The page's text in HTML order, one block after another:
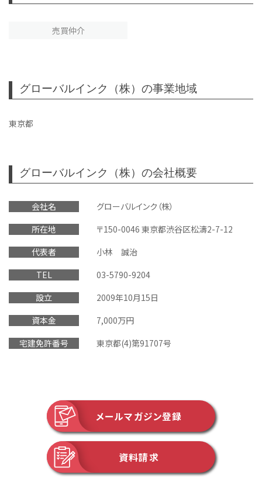
売買仲介
グローバルインク（株）の事業地域
東京都
グローバルインク（株）の会社概要
会社名
グローバルインク（株）
所在地
〒150-0046 東京都渋谷区松濤2-7-12
代表者
小林 誠治
TEL
03-5790-9204
設立
2009年10月15日
資本金
7,000万円
宅建免許番号
東京都(4)第91707号
メールマガジン登録
資料請求